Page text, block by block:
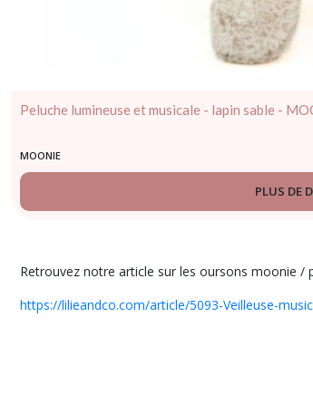
Peluche lumineuse et musicale - lapin sable -
MOONIE
PLUS DE
Retrouvez notre article sur les oursons moonie /
https://lilieandco.com/article/5093-Veilleuse-